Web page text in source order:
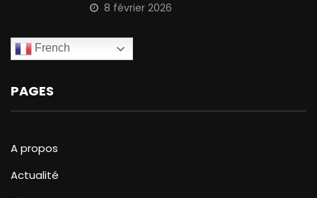
8 février 2026
French
PAGES
A propos
Actualité